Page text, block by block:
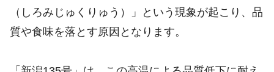
（しろみじゅくりゅう）」という現象が起こり、品
質や食味を落とす原因となります。